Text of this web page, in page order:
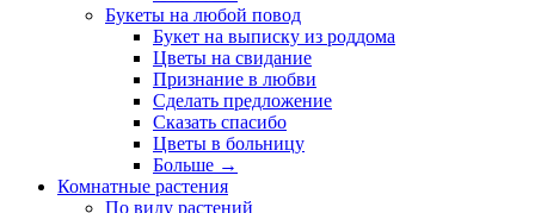
Букеты на любой повод
Букет на выписку из роддома
Цветы на свидание
Признание в любви
Сделать предложение
Сказать спасибо
Цветы в больницу
Больше →
Комнатные растения
По виду растений